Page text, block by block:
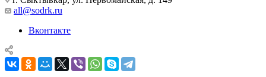
all@sodrk.ru
Вконтакте